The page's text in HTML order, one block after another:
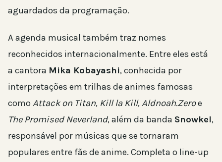
aguardados da programação.
A agenda musical também traz nomes
reconhecidos internacionalmente. Entre eles está
a cantora Mika Kobayashi, conhecida por
interpretações em trilhas de animes famosas
comoAttack on Titan, Kill la Kill,Aldnoah.Zeroe
The Promised Neverland, além da banda Snowkel,
responsável por músicas que se tornaram
populares entre fãs de anime. Completa o line-up